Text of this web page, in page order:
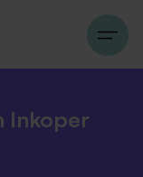
Inkoper